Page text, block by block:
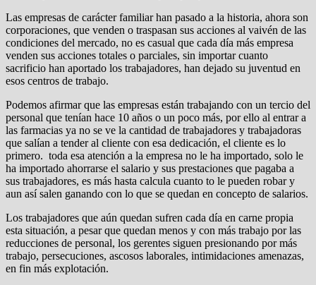
Las empresas de carácter familiar han pasado a la historia, ahora son
corporaciones, que venden o traspasan sus acciones al vaivén de las
condiciones del mercado, no es casual que cada día más empresa
venden sus acciones totales o parciales, sin importar cuanto
sacrificio han aportado los trabajadores, han dejado su juventud en
esos centros de trabajo.
Podemos afirmar que las empresas están trabajando con un tercio del
personal que tenían hace 10 años o un poco más, por ello al entrar a
las farmacias ya no se ve la cantidad de trabajadores y trabajadoras
que salían a tender al cliente con esa dedicación, el cliente es lo
primero. toda esa atención a la empresa no le ha importado, solo le
ha importado ahorrarse el salario y sus prestaciones que pagaba a
sus trabajadores, es más hasta calcula cuanto to le pueden robar y
aun así salen ganando con lo que se quedan en concepto de salarios.
Los trabajadores que aún quedan sufren cada día en carne propia
esta situación, a pesar que quedan menos y con más trabajo por las
reducciones de personal, los gerentes siguen presionando por más
trabajo, persecuciones, ascosos laborales, intimidaciones amenazas,
en fin más explotación.